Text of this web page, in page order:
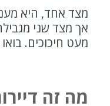
מצד אחד, היא
אך מצד שני
מעט חיכוכים.
מה זה